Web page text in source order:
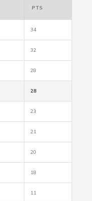
PTS
34
32
28
28
23
21
20
18
11